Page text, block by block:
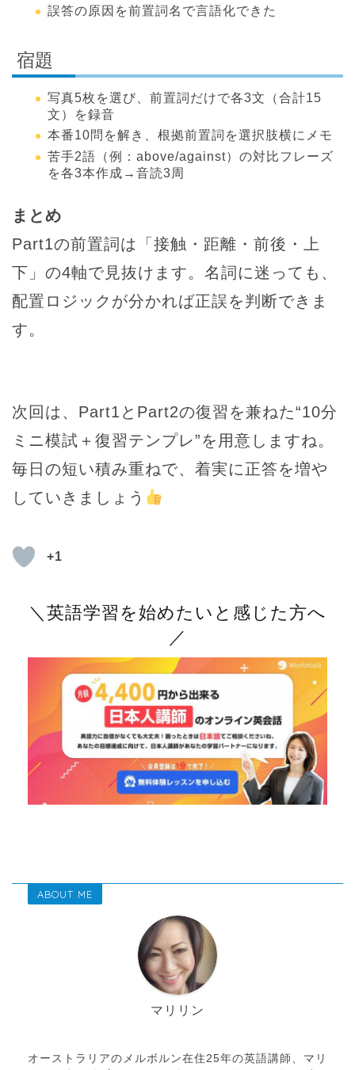
誤答の原因を前置詞名で言語化できた
宿題
写真5枚を選び、前置詞だけで各3文（合計15
文）を録音
本番10問を解き、根拠前置詞を選択肢横にメモ
苦手2語（例：above/against）の対比フレーズ
を各3本作成→音読3周
まとめ
Part1の前置詞は「接触・距離・前後・上
下」の4軸で見抜けます。名詞に迷っても、
配置ロジックが分かれば正誤を判断できま
す。
次回は、Part1とPart2の復習を兼ねた“10分
ミニ模試＋復習テンプレ”を用意しますね。
毎日の短い積み重ねで、着実に正答を増や
していきましょう
+1
＼英語学習を始めたいと感じた方へ
／
ABOUT ME
マリリン
オーストラリアのメルボルン在住25年の英語講師、マリ